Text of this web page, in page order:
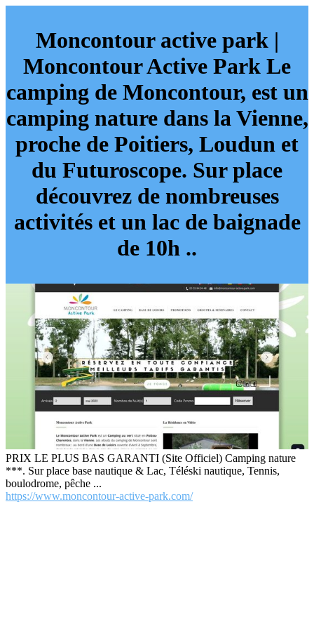
Moncontour active park |
Moncontour Active Park Le
camping de Moncontour, est un
camping nature dans la Vienne,
proche de Poitiers, Loudun et
du Futuroscope. Sur place
découvrez de nombreuses
activités et un lac de baignade
de 10h ..
PRIX LE PLUS BAS GARANTI (Site Officiel) Camping nature
***. Sur place base nautique & Lac, Téléski nautique, Tennis,
boulodrome, pêche ...
https://www.moncontour-active-park.com/